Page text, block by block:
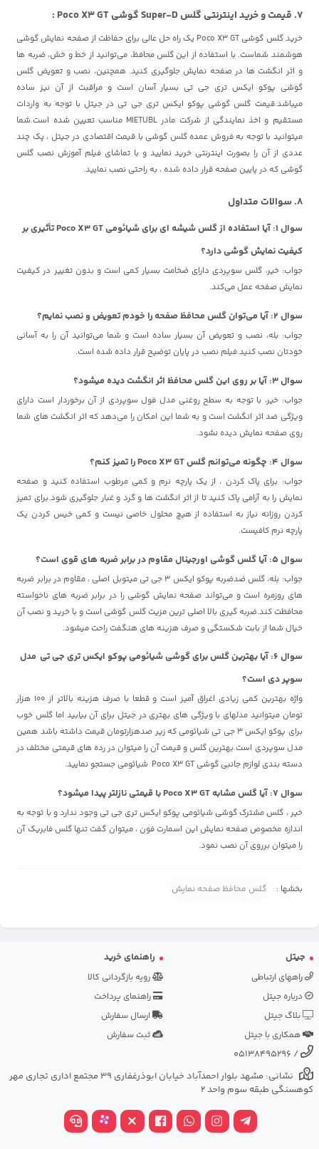
7. قیمت و خرید اینترنتی گلس Super-D گوشی Poco X3 GT :
خرید گلس گوشی Poco X3 GT یک راه حل عالی برای حفاظت از صفحه نمایش گوشی
هوشمند شماست. با استفاده از این گلس محافظ، می‌توانید از خط و خش، ضربه ها
و اثر انگشت ها در صفحه نمایش جلوگیری کنید. همچنین، نصب و تعویض گلس
گوشی پوکو ایکس تری جی تی بسیار آسان است و مراقبت از آن نیز ساده
میباشد.قیمت گلس گوشی پوکو ایکس تری جی تی در جیتل با توجه به واردات
مستقیم و اخذ نمایندگی از شرکت مادر MIETUBL مناسب تعیین شده است.شما
میتوانید با توجه به فروش عمده گلس گوشی با قیمت اقتصادی در جیتل ، پک چند
عددی از آن را بصورت اینترنتی خرید نمایید و با تماشای فیلم آموزش نصب گلس
گوشی که در پایین صفحه قرار داده شده ، به راحتی نصب نمایید.
8. سوالات متداول
سوال ۱: آیا استفاده از گلس شیشه ای برای شیائومی Poco X3 GT تأثیری بر
کیفیت نمایش گوشی دارد؟
جواب: خیر، گلس سوپردی دارای ضخامت بسیار کمی است و بدون تغییر در کیفیت
نمایش صفحه عمل می‌کند.
سوال ۲: آیا می‌توان گلس محافظ صفحه را خودم تعویض و نصب نمایم؟
جواب: بله، نصب و تعویض آن بسیار ساده است و شما می‌توانید آن را به آسانی
خودتان نصب کنید.فیلم نصب در پایان توضیح قرار داده شده است.
سوال ۳: آیا بر روی این گلس محافظ اثر انگشت دیده میشود؟
جواب: خیر، با توجه به سطح روغنی مدل فول سوپردی از آن برخوردار است دارای
ویژگی ضد اثر انگشت است و به شما این امکان را می‌دهد که اثر انگشت های شما
روی صفحه نمایش دیده نشود.
سوال ۴: چگونه می‌توانم گلس Poco X3 GT را تمیز کنم؟
جواب: برای پاک کردن ، از یک پارچه نرم و کمی مرطوب استفاده کنید و صفحه
نمایش را به آرامی پاک کنید تا از اثر انگشت ها و گرد و غبار جلوگیری شود.برای تمیز
کردن روزانه نیاز به استفاده از هیچ محلول خاصی نیست و کمی خیس کردن یک
پارچه نرم کافیست.
سوال ۵: آیا گلس گوشی اورجینال مقاوم در برابر ضربه های قوی است؟
جواب: بله، گلس ضدضربه پوکو ایکس 3 جی تی میتوبل اصلی ، مقاوم در برابر ضربه
های روزمره است و می‌تواند صفحه نمایش گوشی را در برابر ضربه های ناخواسته
محافظت کند.ضربه گیری بالا اصلی ترین مزیت گلس گوشی است و با خرید و نصب آن
خیال شما از بابت شکستگی و صرف هزینه های هنگفت راحت میشود.
سوال 6: آیا بهترین گلس برای گوشی شیائومی پوکو ایکس تری جی تی مدل
سوپر دی است؟
واژه بهترین کمی زیادی اغراق آمیز است و قطعا با صرف هزینه بالاتر از 100 هزار
تومان میتوانید مدلهای با ویژگی های بهتری در جیتل برای آن بیابید اما گلس خوب
برای پوکو ایکس 3 جی تی شیائومی که زیر صدهزارتومان قیمت داشته باشد همین
مدل سوپردی است.بهترین گلس و قیمت آن را میتوان در رده های قیمتی مختلف در
دسته بندی لوازم جانبی گوشی Poco X3 GT شیائومی جستجو نمایید.
سوال 7: آیا گلس مشابه Poco X3 GT با قیمتی نازلتر پیدا میشود؟
خیر ، گلس مشترک گوشی شیائومی پوکو ایکس تری جی تی وجود ندارد و با توجه به
اندازه مخصوص صفحه نمایش این اسمارت فون ، میتوان گفت تنها گلس فابریک آن
را میتوان برروی آن نصب نمود.
بخشها : گلس محافظ صفحه نمایش
جیتل
راههای ارتباطی
درباره جیتل
بلاگ جیتل
همکاری با جیتل
راهنمای خرید
رویه بازگردانی کالا
راهنمای پرداخت
ارسال سفارش
ثبت سفارش
/
05138495296
نشانی: مشهد بلوار احمدآباد خیابان ابوذرغفاری 39 مجتمع اداری تجاری مهر
کوهسنگی طبقه سوم واحد 2